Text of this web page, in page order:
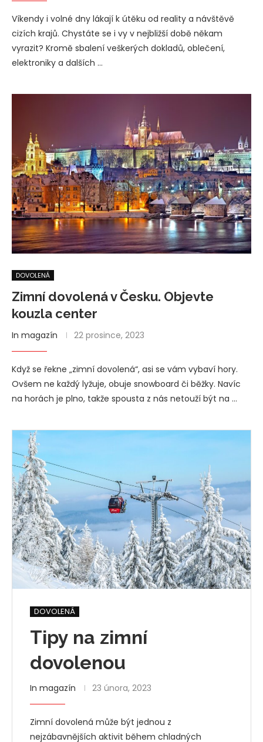
Víkendy i volné dny lákají k útěku od reality a návštěvě
cizích krajů. Chystáte se i vy v nejbližší době někam
vyrazit? Kromě sbalení veškerých dokladů, oblečení,
elektroniky a dalších …
DOVOLENÁ
Zimní dovolená v Česku. Objevte
kouzla center
In magazín 22 prosince, 2023
Když se řekne „zimní dovolená“, asi se vám vybaví hory.
Ovšem ne každý lyžuje, obuje snowboard či běžky. Navíc
na horách je plno, takže spousta z nás netouží být na …
DOVOLENÁ
Tipy na zimní
dovolenou
In magazín 23 února, 2023
Zimní dovolená může být jednou z
nejzábavnějších aktivit během chladných